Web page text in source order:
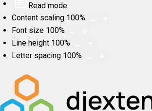
Read mode
Content scaling 100%
Font size 100%
Line height 100%
Letter spacing 100%